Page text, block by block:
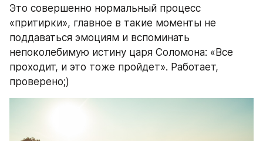
Это совершенно нормальный процесс
«притирки», главное в такие моменты не
поддаваться эмоциям и вспоминать
непоколебимую истину царя Соломона: «Все
проходит, и это тоже пройдет». Работает,
проверено;)